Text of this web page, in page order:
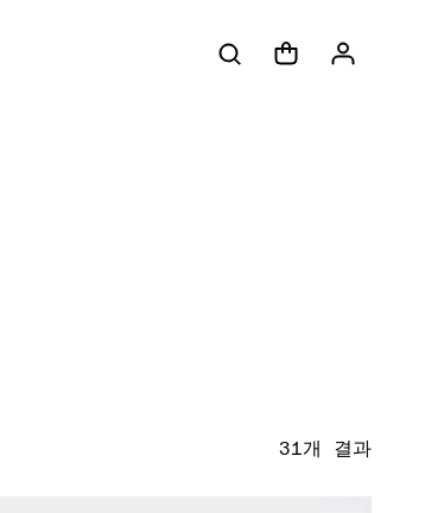
31개 결과